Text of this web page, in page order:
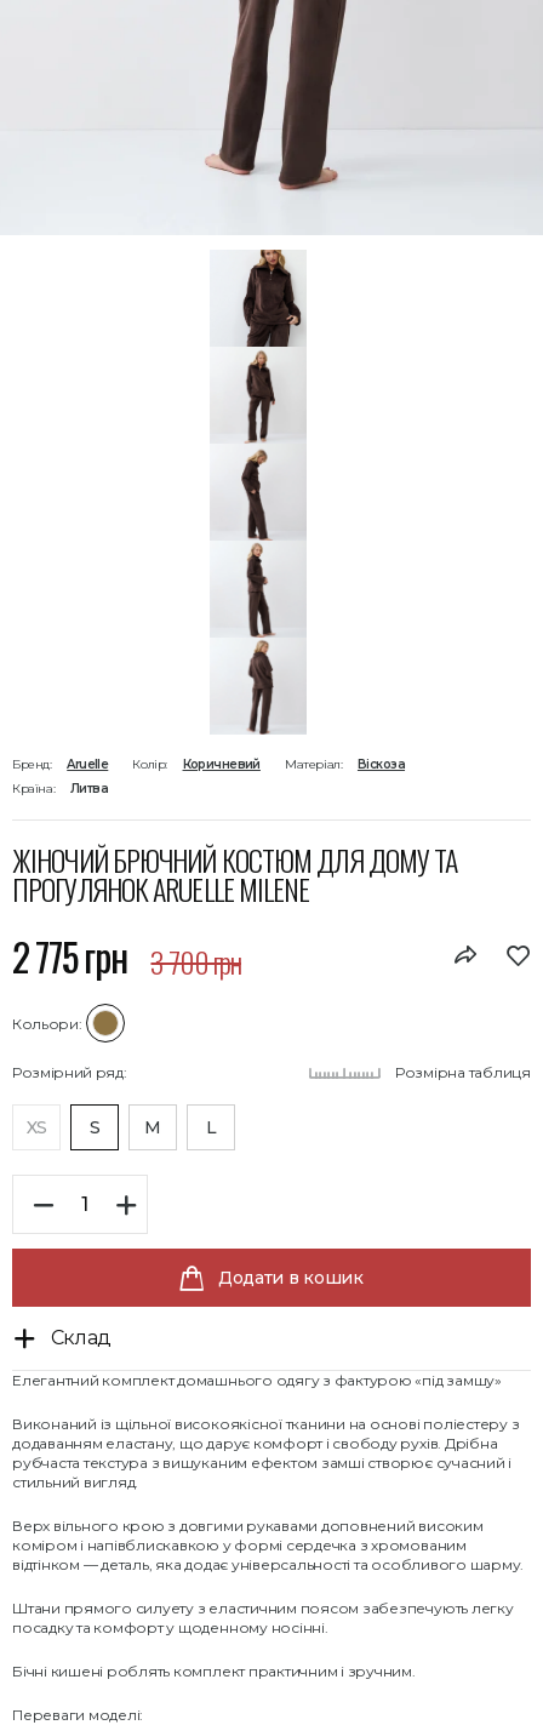
Бренд: Aruelle Колір: Коричневий Матеріал:
Віскоза
Країна:
Литва
ЖІНОЧИЙ БРЮЧНИЙ КОСТЮМ ДЛЯ ДОМУ ТА
ПРОГУЛЯНОК ARUELLE MILENE
2 775 грн 3 700 грн
Кольори:
Розмірний ряд: Розмірна таблиця
XS S M L
Додати в кошик
Склад
Елегантний комплект домашнього одягу з фактурою «під замшу»
Виконаний із щільної високоякісної тканини на основі поліестеру з
додаванням еластану, що дарує комфорт і свободу рухів. Дрібна
рубчаста текстура з вишуканим ефектом замші створює сучасний і
стильний вигляд.
Верх вільного крою з довгими рукавами доповнений високим
коміром і напівблискавкою у формі сердечка з хромованим
відтінком — деталь, яка додає універсальності та особливого шарму.
Штани прямого силуету з еластичним поясом забезпечують легку
посадку та комфорт у щоденному носінні.
Бічні кишені роблять комплект практичним і зручним.
Переваги моделі: